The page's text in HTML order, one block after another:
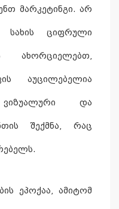
მარკეტინგი. არ
სახის ციფრული
ახორციელებთ,
აუცილებელია
და
შექმნა, რაც
ეპოქაა, ამიტომ